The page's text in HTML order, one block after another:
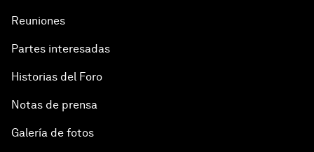
Reuniones
Partes interesadas
Historias del Foro
Notas de prensa
Galería de fotos